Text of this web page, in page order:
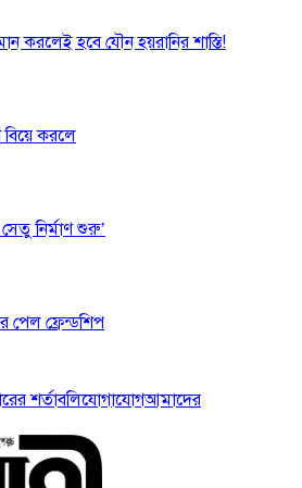
করলেই হবে যৌন হয়রানির শাস্তি!
বিয়ে করলে
নির্মাণ শুরু’
পেল ফ্রেন্ডশিপ
শর্তাবলিযোগাযোগআমাদের